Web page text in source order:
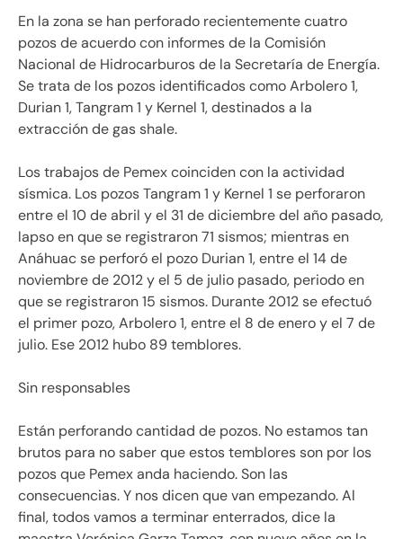
En la zona se han perforado recientemente cuatro
pozos de acuerdo con informes de la Comisión
Nacional de Hidrocarburos de la Secretaría de Energía.
Se trata de los pozos identificados como Arbolero 1,
Durian 1, Tangram 1 y Kernel 1, destinados a la
extracción de gas shale.
Los trabajos de Pemex coinciden con la actividad
sísmica. Los pozos Tangram 1 y Kernel 1 se perforaron
entre el 10 de abril y el 31 de diciembre del año pasado,
lapso en que se registraron 71 sismos; mientras en
Anáhuac se perforó el pozo Durian 1, entre el 14 de
noviembre de 2012 y el 5 de julio pasado, periodo en
que se registraron 15 sismos. Durante 2012 se efectuó
el primer pozo, Arbolero 1, entre el 8 de enero y el 7 de
julio. Ese 2012 hubo 89 temblores.
Sin responsables
Están perforando cantidad de pozos. No estamos tan
brutos para no saber que estos temblores son por los
pozos que Pemex anda haciendo. Son las
consecuencias. Y nos dicen que van empezando. Al
final, todos vamos a terminar enterrados, dice la